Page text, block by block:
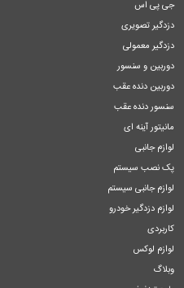
جی پی اس
دزدگیر تصویری
دزدگیر معمولی
دوربین و سنسور
دوربین دنده عقب
سنسور دنده عقب
مانیتور آینه ای
لوازم جانبی
پک نصب سیستم
لوازم جانبی سیستم
لوازم دزدگیر خودرو
کاربردی
لوازم لوکس
وبلاگ